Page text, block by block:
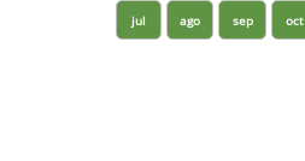
jul ago sep oct